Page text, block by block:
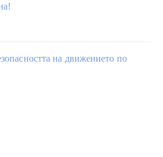
на движението по